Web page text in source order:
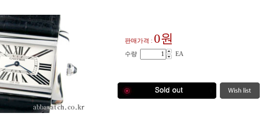
판매가격 : 0원
수량 EA